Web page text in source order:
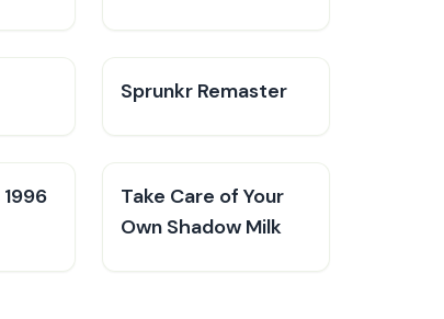
Sprunkr Remaster
Take Care of Your
Own Shadow Milk